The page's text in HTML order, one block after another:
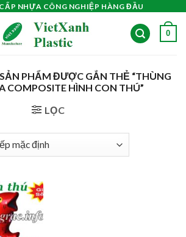
NHỰA CÔNG NGHIỆP HÀNG ĐẦU
0
SẢN PHẨM ĐƯỢC GẮN THẺ “THÙNG
COMPOSITE HÌNH CON THÚ”
LỌC